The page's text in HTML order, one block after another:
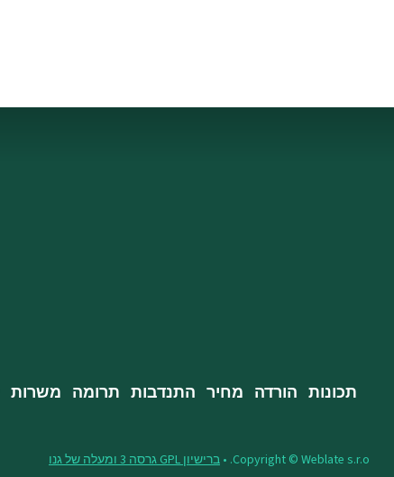
תכונות הורדה מחיר התנדבות תרומה משרות
Copyright © Weblate s.r.o. • ברישיון GPL גרסה 3 ומעלה של גנו